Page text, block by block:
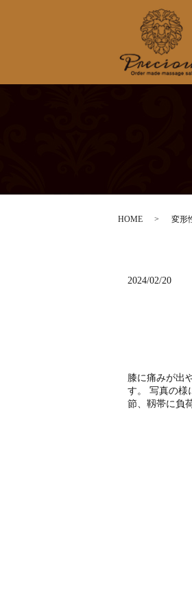
HOME 変形
2024/02/20
膝に痛みが出
す。 写真の様
節、靱帯に負